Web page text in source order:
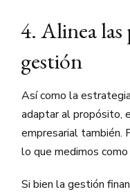
4. Alinea las
gestión
Así como la
adaptar al propósito,
empresarial también.
lo que medimos
Si bien la gestión